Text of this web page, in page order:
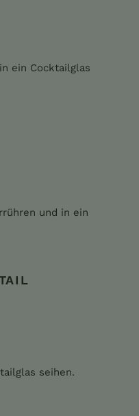
ein Cocktailglas
und in ein
seihen.